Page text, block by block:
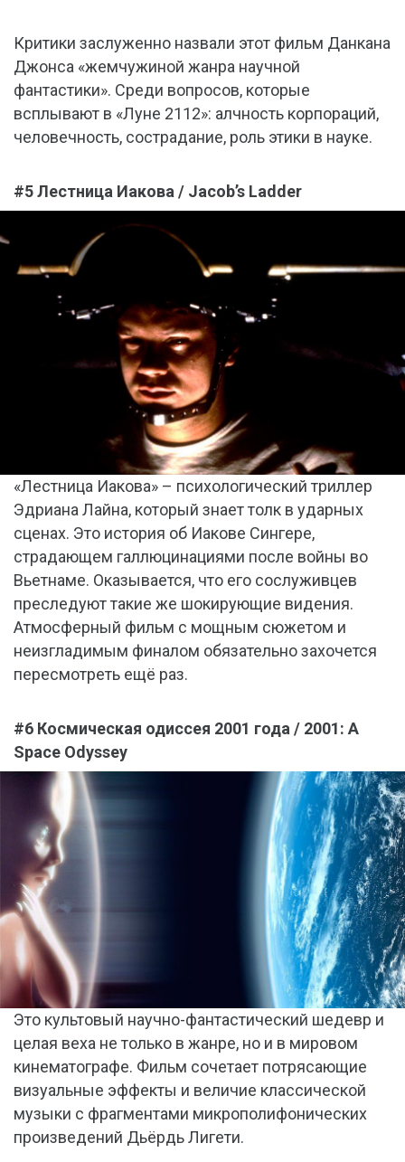
Критики заслуженно назвали этот фильм Данкана
Джонса «жемчужиной жанра научной
фантастики». Среди вопросов, которые
всплывают в «Луне 2112»: алчность корпораций,
человечность, сострадание, роль этики в науке.
#5 Лестница Иакова / Jacob’s Ladder
«Лестница Иакова» – психологический триллер
Эдриана Лайна, который знает толк в ударных
сценах. Это история об Иакове Сингере,
страдающем галлюцинациями после войны во
Вьетнаме. Оказывается, что его сослуживцев
преследуют такие же шокирующие видения.
Атмосферный фильм с мощным сюжетом и
неизгладимым финалом обязательно захочется
пересмотреть ещё раз.
#6 Космическая одиссея 2001 года / 2001: A
Space Odyssey
Это культовый научно-фантастический шедевр и
целая веха не только в жанре, но и в мировом
кинематографе. Фильм сочетает потрясающие
визуальные эффекты и величие классической
музыки с фрагментами микрополифонических
произведений Дьёрдь Лигети.